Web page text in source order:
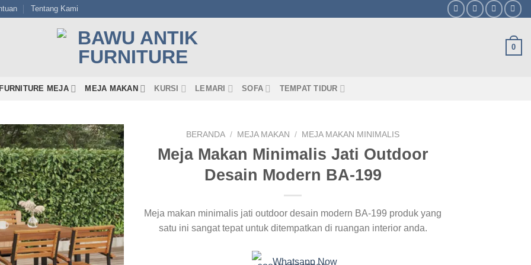
Tentang Kami
0
FURNITURE MEJA MEJA MAKAN KURSI LEMARI SOFA TEMPAT TIDUR
BERANDA / MEJA MAKAN / MEJA MAKAN MINIMALIS
Meja Makan Minimalis Jati Outdoor
Desain Modern BA-199
Meja makan minimalis jati outdoor desain modern BA-199 produk yang
satu ini sangat tepat untuk ditempatkan di ruangan interior anda.
Whatsapp Now